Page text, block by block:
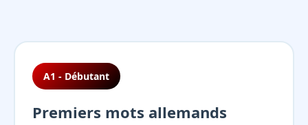
A1 - Débutant
Premiers mots allemands